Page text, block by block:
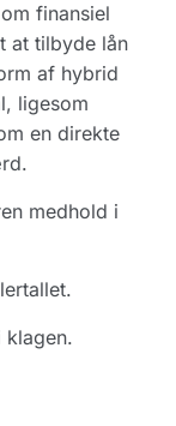
finansiel
at tilbyde lån
af hybrid
ligesom
en direkte
medhold i
klagen.